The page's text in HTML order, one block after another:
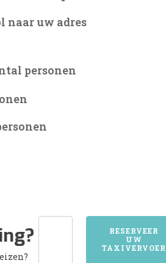
naar uw adres
personen
2131HOOFDDORPRESERVEER
UW
TAXIVERVOER